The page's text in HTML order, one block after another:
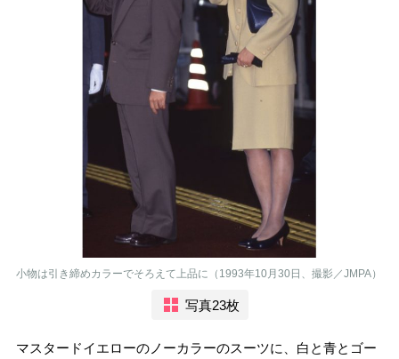
小物は引き締めカラーでそろえて上品に（1993年10月30日、撮影／JMPA）
写真23枚
マスタードイエローのノーカラーのスーツに、白と青とゴー